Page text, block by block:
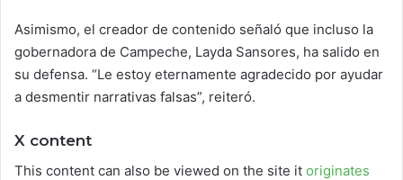
Asimismo, el creador de contenido señaló que incluso la
gobernadora de Campeche, Layda Sansores, ha salido en
su defensa. “Le estoy eternamente agradecido por ayudar
a desmentir narrativas falsas”, reiteró.
X content
This content can also be viewed on the site it originates